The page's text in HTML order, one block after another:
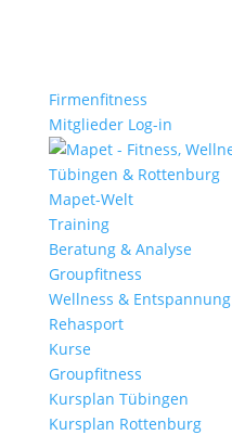
Firmenfitness
Mitglieder Log-in
Mapet-Welt
Training
Beratung & Analyse
Groupfitness
Wellness & Entspannung
Rehasport
Kurse
Groupfitness
Kursplan Tübingen
Kursplan Rottenburg